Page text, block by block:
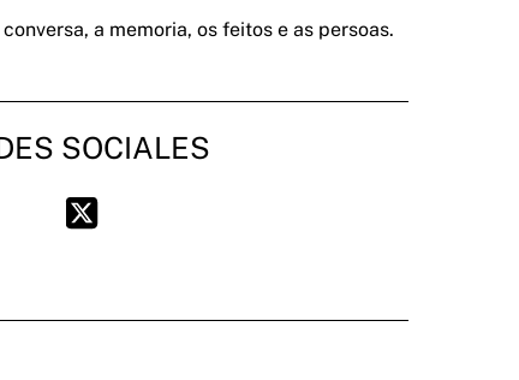
a memoria, os feitos e as persoas.
SOCIALES
Twitter